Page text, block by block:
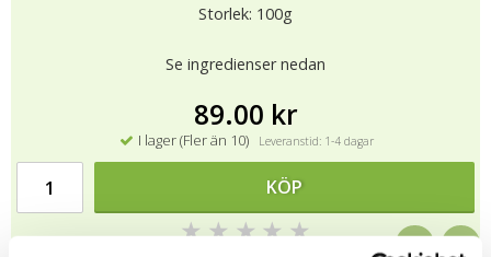
Storlek: 100g
Se ingredienser nedan
89.00 kr
I lager (Fler än 10) Leveranstid: 1-4 dagar
KÖP
★★★★★